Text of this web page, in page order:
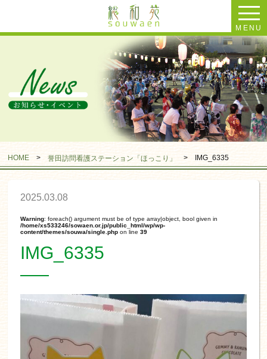
MENU
HOME >誉田訪問看護ステーション「ほっこり」 > IMG_6335
2025.03.08
Warning: foreach() argument must be of type array|object, bool given in
/home/xs533246/sowaen.or.jp/public_html/wp/wp-
content/themes/souwa/single.php on line39
IMG_6335